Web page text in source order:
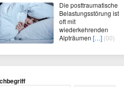
Die posttraumatische
Belastungsstörung ist
oft mit
wiederkehrenden
Alpträumen […] (00)